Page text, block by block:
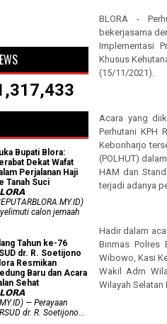
BLORA -
bekerjasama
Implementasi
Khusus
(15/11/2021).
Acara yang
Perhutani KPH
Kebonharjo
(POLHUT)
HAM dan
terjadi adanya
Hadir dalam
Binmas Polres
Wibowo, Kasi
Wakil Adm
Wilayah Selatan
Bupati Blora:
Dekat Wafat
Perjalanan Haji
Tanah Suci
calon jemaah
Tahun ke-76
dr. R. Soetijono
Resmikan
Baru dan Acara
Sehat
— Perayaan
dr. R. Soetijono...